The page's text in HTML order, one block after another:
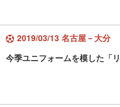
2019/03/13 名古屋－大分
今季ユニフォームを模した「